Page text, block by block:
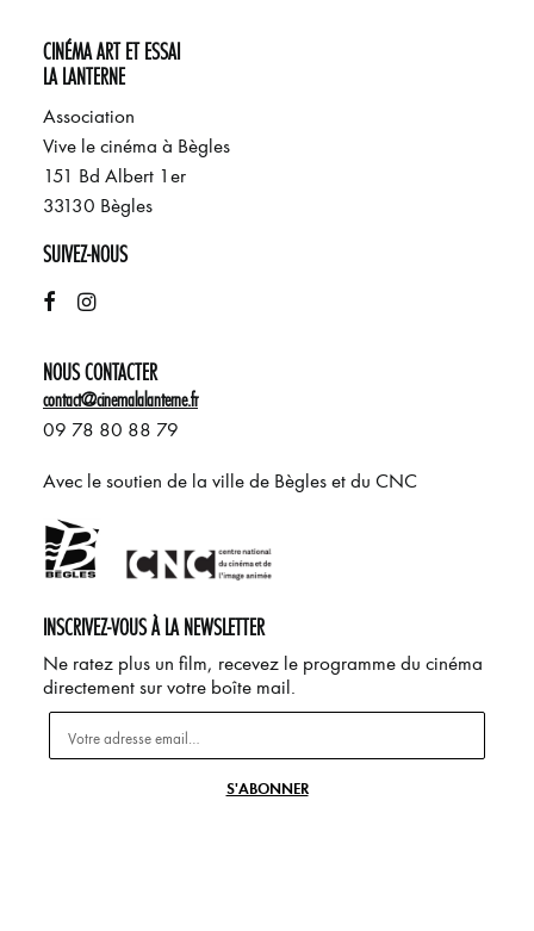
CINÉMA ART ET ESSAI
LA LANTERNE
Association
Vive le cinéma à Bègles
151 Bd Albert 1er
33130 Bègles
SUIVEZ-NOUS
NOUS CONTACTER
contact@cinemalalanterne.fr
09 78 80 88 79
Avec le soutien de la ville de Bègles et du CNC
INSCRIVEZ-VOUS À LA NEWSLETTER
Ne ratez plus un film, recevez le programme du cinéma
directement sur votre boîte mail.